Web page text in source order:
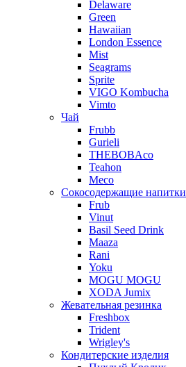
Delaware
Green
Hawaiian
London Essence
Mist
Seagrams
Sprite
VIGO Kombucha
Vimto
Чай
Frubb
Gurieli
THEBOBAco
Teahon
Meco
Сокосодержащие напитки
Frub
Vinut
Basil Seed Drink
Maaza
Rani
Yoku
MOGU MOGU
XODA Jumix
Жевательная резинка
Freshbox
Trident
Wrigley's
Кондитерские изделия